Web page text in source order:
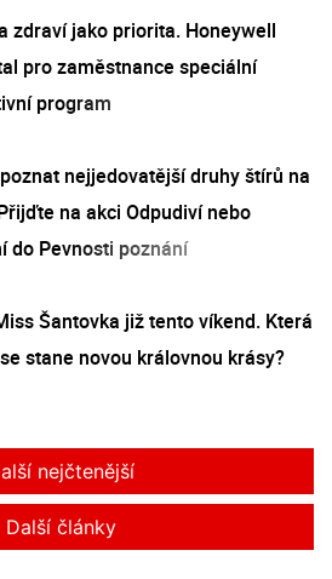
zdraví jako priorita. Honeywell
pro zaměstnance speciální
program
nejjedovatější druhy štírů na
na akci Odpudiví nebo
do Pevnosti poznání
Šantovka již tento víkend. Která
stane novou královnou krásy?
nejčtenější
Další články